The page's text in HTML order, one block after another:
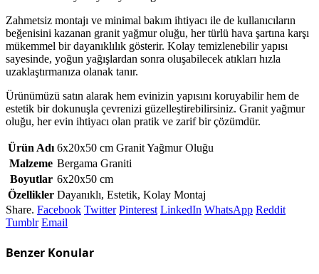
Zahmetsiz montajı ve minimal bakım ihtiyacı ile de kullanıcıların
beğenisini kazanan granit yağmur oluğu, her türlü hava şartına karşı
mükemmel bir dayanıklılık gösterir. Kolay temizlenebilir yapısı
sayesinde, yoğun yağışlardan sonra oluşabilecek atıkları hızla
uzaklaştırmanıza olanak tanır.
Ürünümüzü satın alarak hem evinizin yapısını koruyabilir hem de
estetik bir dokunuşla çevrenizi güzelleştirebilirsiniz. Granit yağmur
oluğu, her evin ihtiyacı olan pratik ve zarif bir çözümdür.
Ürün Adı 6x20x50 cm Granit Yağmur Oluğu
Malzeme Bergama Graniti
Boyutlar 6x20x50 cm
Özellikler Dayanıklı, Estetik, Kolay Montaj
Share. Facebook Twitter Pinterest LinkedIn WhatsApp Reddit
Tumblr Email
Benzer Konular